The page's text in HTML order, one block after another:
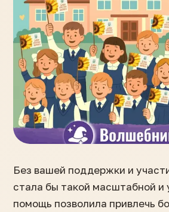
Без вашей поддержки и
стала бы такой масштабной
помощь позволила привлечь